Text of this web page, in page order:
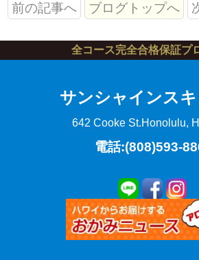
前の記事へ ブログトップへ
全コース完全合格保証プ
サンシャインス
642 Cooke St.Honolulu,
電話:(808)593-